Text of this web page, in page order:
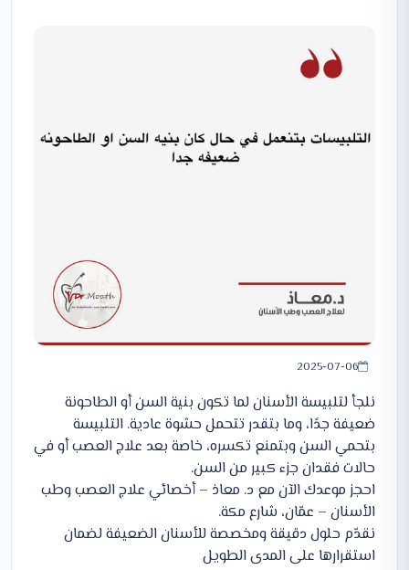
2025-07-06
نلجأ لتلبيسة الأسنان لما تكون بنية السن أو الطاحونة
ضعيفة جدًا، وما بتقدر تتحمل حشوة عادية. التلبيسة
بتحمي السن وبتمنع تكسره، خاصة بعد علاج العصب أو في
حالات فقدان جزء كبير من السن.
احجز موعدك الآن مع د. معاذ – أخصائي علاج العصب وطب
الأسنان – عمّان، شارع مكة.
نقدّم حلول دقيقة ومخصصة للأسنان الضعيفة لضمان
استقرارها على المدى الطويل